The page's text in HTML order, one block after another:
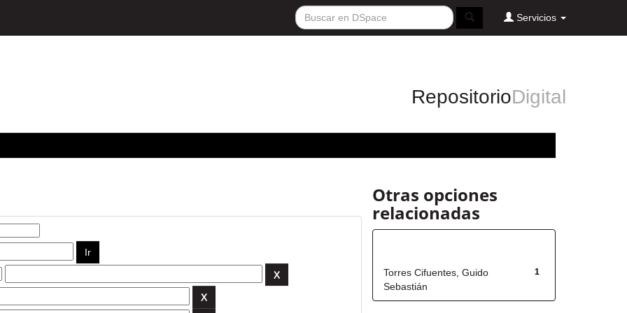
Servicios
RepositorioDigital
Otras opciones
relacionadas
1
Torres Cifuentes, Guido
Sebastián